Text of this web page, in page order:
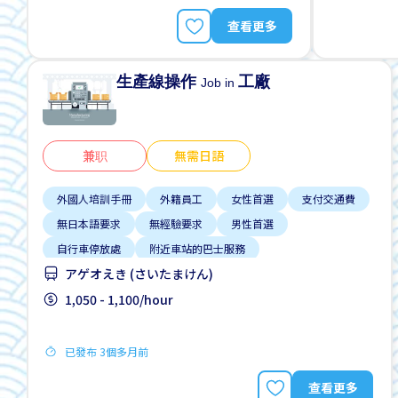
查看更多
生產線操作Job in工廠
兼职 無需日語
外國人培訓手冊 外籍員工 女性首選
支付交通費
無日本語要求
無經驗要求
男性首選
自行車停放處
附近車站的巴士服務
アゲオえき (さいたまけん)
1,050 - 1,100/hour
已發布 3個多月前
查看更多